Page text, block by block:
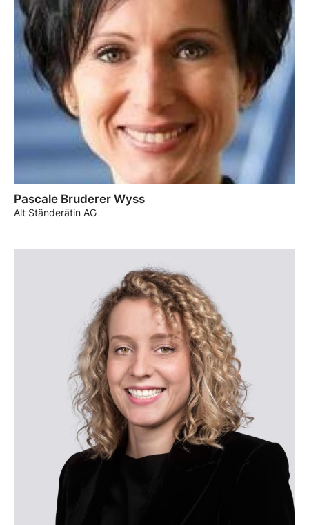
Pascale Bruderer Wyss
Alt Ständerätin AG